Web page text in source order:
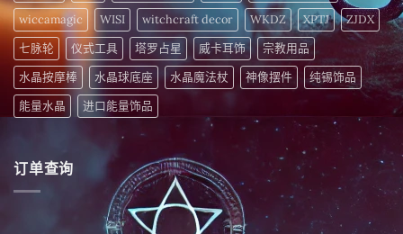
wiccamagic
WISI witchcraft decor WKDZ XPTJ
ZJDX
七脉轮
仪式工具 塔罗占星 威卡耳饰
宗教用品
水晶按摩棒
水晶球底座 水晶魔法杖 神像摆件
纯锡饰品
能量水晶
进口能量饰品
订单查询